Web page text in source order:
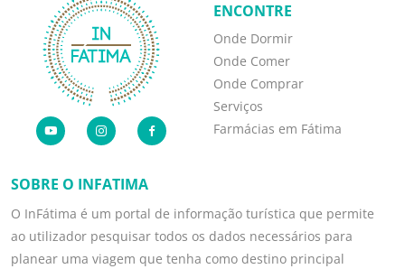
SOBRE O INFATIMA
O InFátima é um portal de informação turística que permite
ao utilizador pesquisar todos os dados necessários para
planear uma viagem que tenha como destino principal
ENCONTRE
Onde Dormir
Onde Comer
Onde Comprar
Serviços
Farmácias em Fátima